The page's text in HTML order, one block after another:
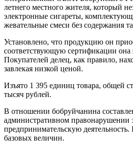
летнего местного жителя, который
электронные сигареты,
жевательные смеси без содержания
Установлено, что продукцию он
соответствующую сертификации она
Покупателей делец, как правило,
завлекая низкой ценой.
Изъято 1 395 единиц товара, общей
тысяч рублей.
В отношении бобруйчанина
административном правонарушении
предпринимательскую
базовых величин.